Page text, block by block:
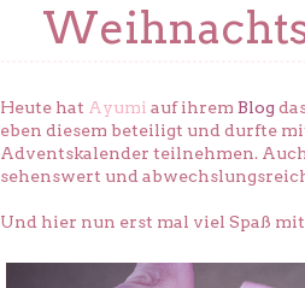
Heute hat Ayumi auf ihrem Blog
eben diesem beteiligt und durfte
Adventskalender teilnehmen.
sehenswert und
Und hier nun erst mal viel Spaß